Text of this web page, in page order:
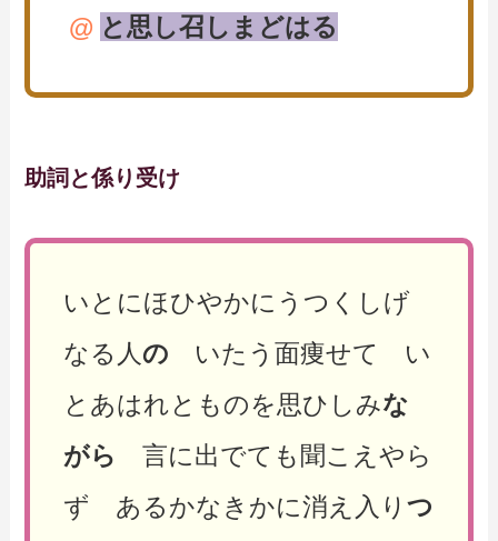
@ と思し召しまどはる
助詞と係り受け
いとにほひやかにうつくしげ
なる人 の いたう面痩せて い
とあはれとものを思ひしみな
がら
言に出でても聞こえやら
ず あるかなきかに消え入りつ